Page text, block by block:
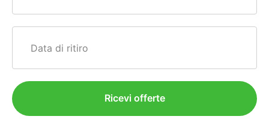
Data di ritiro
Ricevi offerte